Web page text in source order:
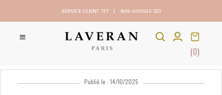
SERVICE CLIENT 7/7 | AVIS GOOGLE 5/5
(0)
Publié le : 14/10/2025